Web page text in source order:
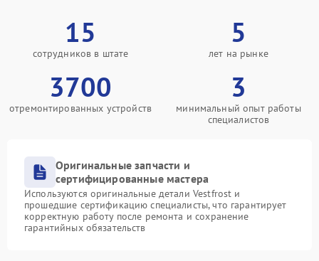
15
сотрудников в штате
5
лет на рынке
3700
отремонтированных устройств
3
минимальный опыт работы
специалистов
Оригинальные запчасти и
сертифицированные мастера
Используются оригинальные детали Vestfrost и
прошедшие сертификацию специалисты, что гарантирует
корректную работу после ремонта и сохранение
гарантийных обязательств